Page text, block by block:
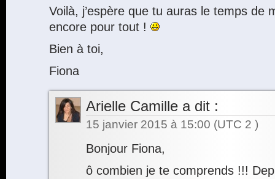
Voilà, j’espère que tu auras le temps de
encore pour tout !
Bien à toi,
Fiona
Arielle Camille a dit :
15 janvier 2015 à 15:00 (UTC 2 )
Bonjour Fiona,
ô combien je te comprends !!!